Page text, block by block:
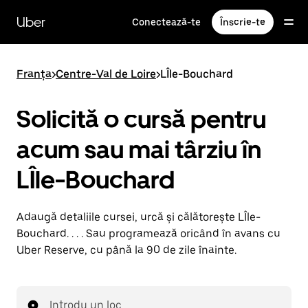
direct
conținutul
principal
Uber Conectează-te Înscrie-te
Franța>Centre-Val de Loire>LÎle-Bouchard
Solicită o cursă pentru
acum sau mai târziu în
LÎle-Bouchard
Adaugă detaliile cursei, urcă și călătorește LÎle-
Bouchard. . . . Sau programează oricând în avans cu
Uber Reserve, cu până la 90 de zile înainte.
Introdu un loc